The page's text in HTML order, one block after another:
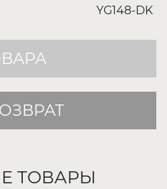
YG148-DK
ТОВАРЫ